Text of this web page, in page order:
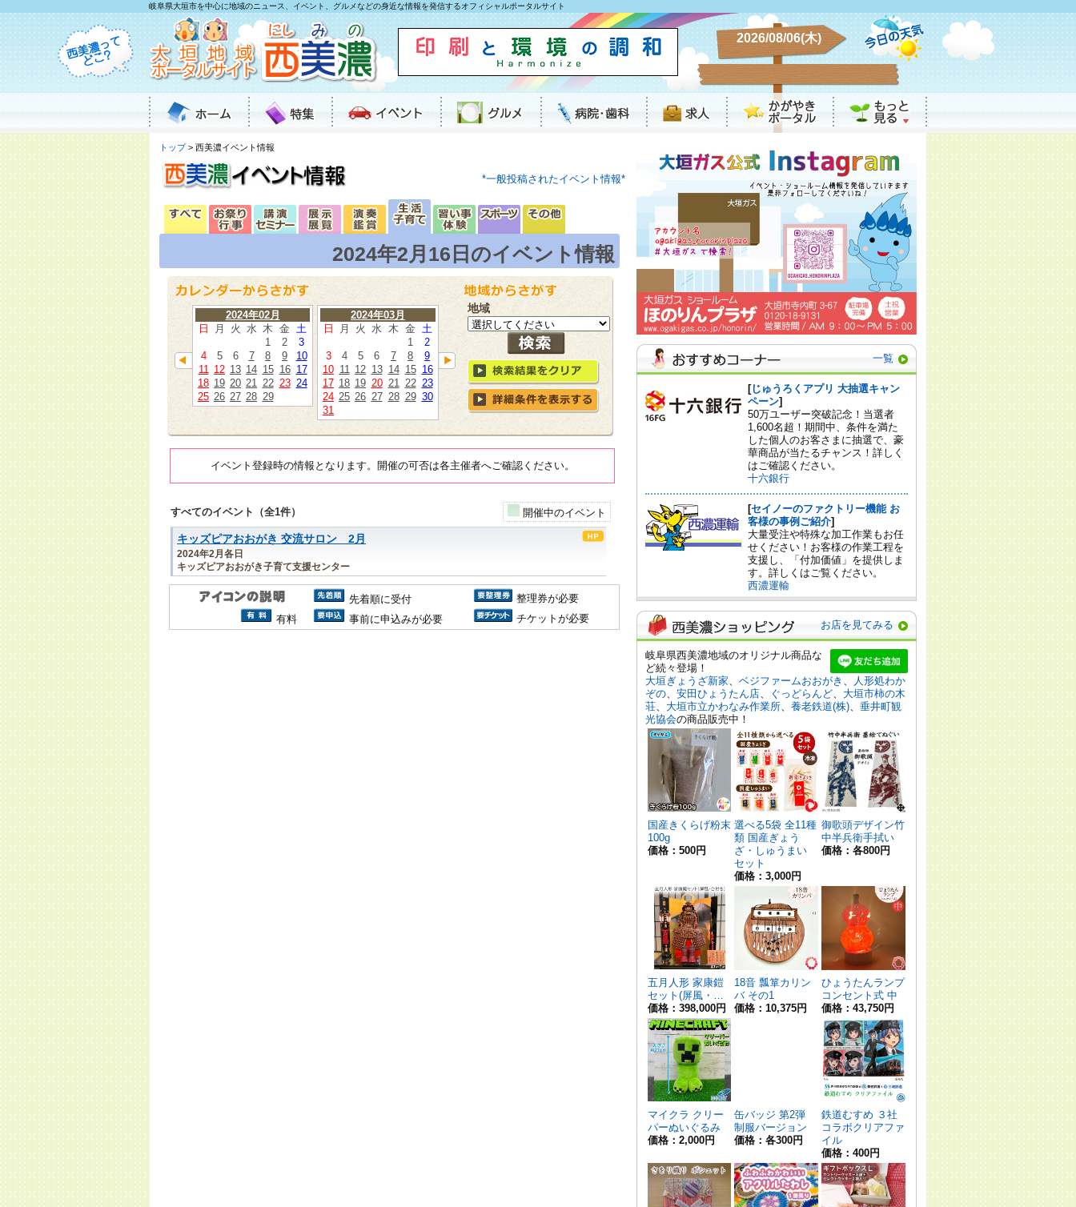
岐阜県大垣市を中心に地域のニュース、イベント、グルメなどの身近な情報を発信するオフィシャルポータルサイト
2026/08/06(木)
トップ> 西美濃イベント情報
*一般投稿されたイベント情報*
2024年2月16日のイベント情報
2024年02月
日
月 火 水 木 金 土
1
2
3
4
5 6 7 8 9
10
11 12 13 14 15 16 17
18 19 20 21 22 23 24
25 26 27 28 29
2024年03月
日
月 火 水 木 金 土
1
2
3
4 5 6 7 8
9
10 11 12 13 14 15 16
17 18 19 20 21 22 23
24 25 26 27 28 29 30
31
地域
イベント登録時の情報となります。開催の可否は各主催者へご確認ください。
すべてのイベント（全1件） 開催中のイベント
キッズピアおおがき 交流サロン 2月
2024年2月各日
キッズピアおおがき子育て支援センター
先着順に受付
整理券が必要
有料
事前に申込みが必要 チケットが必要